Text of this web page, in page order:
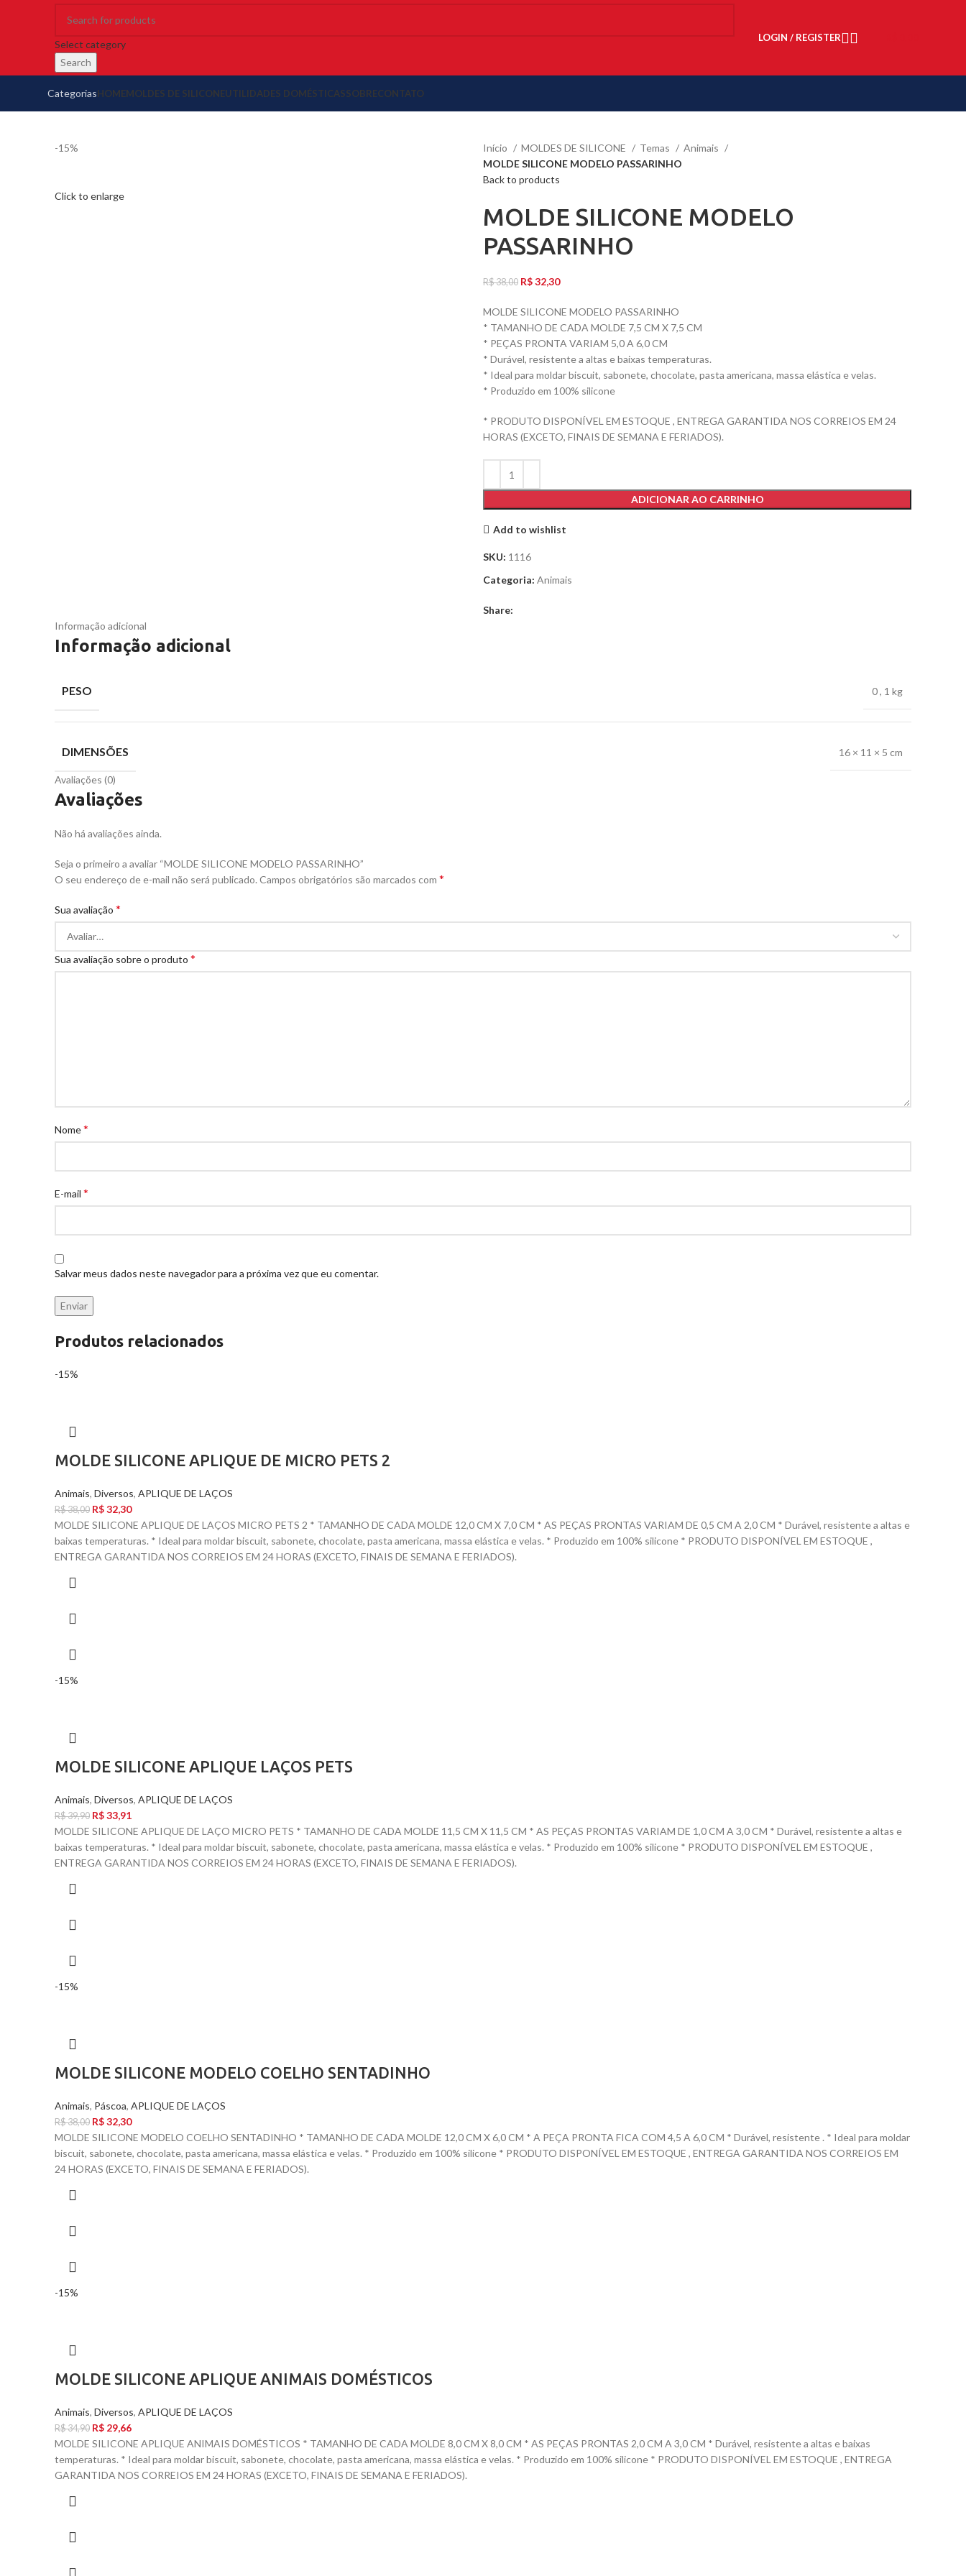
Select category
Search
LOGIN / REGISTER
CategoriasHOMEMOLDES DE SILICONEUTILIDADES DOMÉSTICASSOBRECONTATO
-15%
Click to enlarge
Início MOLDES DE SILICONE Temas
Animais
MOLDE SILICONE MODELO PASSARINHO
Back to products
MOLDE SILICONE MODELO
PASSARINHO
R$38,00 R$32,30
MOLDE SILICONE MODELO PASSARINHO
* TAMANHO DE CADA MOLDE 7,5 CM X 7,5 CM
* PEÇAS PRONTA VARIAM 5,0 A 6,0 CM
* Durável, resistente a altas e baixas temperaturas.
* Ideal para moldar biscuit, sabonete, chocolate, pasta americana, massa elástica e velas.
* Produzido em 100% silicone
* PRODUTO DISPONÍVEL EM ESTOQUE , ENTREGA GARANTIDA NOS CORREIOS EM 24
HORAS (EXCETO, FINAIS DE SEMANA E FERIADOS).
ADICIONAR AO CARRINHO
Add to wishlist
SKU: 1116
Categoria: Animais
Share:
Informação adicional
Informação adicional
PESO 0, 1 kg
DIMENSÕES 16 × 11 × 5 cm
Avaliações (0)
Avaliações
Não há avaliações ainda.
Seja o primeiro a avaliar “MOLDE SILICONE MODELO PASSARINHO”
O seu endereço de e-mail não será publicado. Campos obrigatórios são marcados com *
Sua avaliação *
Sua avaliação sobre o produto *
Nome*
E-mail *
Salvar meus dados neste navegador para a próxima vez que eu comentar.
Produtos relacionados
-15%
MOLDE SILICONE APLIQUE DE MICRO PETS 2
Animais, Diversos, APLIQUE DE LAÇOS
R$38,00 R$32,30
MOLDE SILICONE APLIQUE DE LAÇOS MICRO PETS 2 * TAMANHO DE CADA MOLDE 12,0 CM X 7,0 CM * AS PEÇAS PRONTAS VARIAM DE 0,5 CM A 2,0 CM * Durável, resistente a altas e
baixas temperaturas. * Ideal para moldar biscuit, sabonete, chocolate, pasta americana, massa elástica e velas. * Produzido em 100% silicone * PRODUTO DISPONÍVEL EM ESTOQUE ,
ENTREGA GARANTIDA NOS CORREIOS EM 24 HORAS (EXCETO, FINAIS DE SEMANA E FERIADOS).
-15%
MOLDE SILICONE APLIQUE LAÇOS PETS
Animais, Diversos, APLIQUE DE LAÇOS
R$39,90 R$33,91
MOLDE SILICONE APLIQUE DE LAÇO MICRO PETS * TAMANHO DE CADA MOLDE 11,5 CM X 11,5 CM * AS PEÇAS PRONTAS VARIAM DE 1,0 CM A 3,0 CM * Durável, resistente a altas e
baixas temperaturas. * Ideal para moldar biscuit, sabonete, chocolate, pasta americana, massa elástica e velas. * Produzido em 100% silicone * PRODUTO DISPONÍVEL EM ESTOQUE ,
ENTREGA GARANTIDA NOS CORREIOS EM 24 HORAS (EXCETO, FINAIS DE SEMANA E FERIADOS).
-15%
MOLDE SILICONE MODELO COELHO SENTADINHO
Animais, Páscoa, APLIQUE DE LAÇOS
R$38,00 R$32,30
MOLDE SILICONE MODELO COELHO SENTADINHO * TAMANHO DE CADA MOLDE 12,0 CM X 6,0 CM * A PEÇA PRONTA FICA COM 4,5 A 6,0 CM * Durável, resistente . * Ideal para moldar
biscuit, sabonete, chocolate, pasta americana, massa elástica e velas. * Produzido em 100% silicone * PRODUTO DISPONÍVEL EM ESTOQUE , ENTREGA GARANTIDA NOS CORREIOS EM
24 HORAS (EXCETO, FINAIS DE SEMANA E FERIADOS).
-15%
MOLDE SILICONE APLIQUE ANIMAIS DOMÉSTICOS
Animais, Diversos, APLIQUE DE LAÇOS
R$34,90 R$ 29,66
MOLDE SILICONE APLIQUE ANIMAIS DOMÉSTICOS * TAMANHO DE CADA MOLDE 8,0 CM X 8,0 CM * AS PEÇAS PRONTAS 2,0 CM A 3,0 CM * Durável, resistente a altas e baixas
temperaturas. * Ideal para moldar biscuit, sabonete, chocolate, pasta americana, massa elástica e velas. * Produzido em 100% silicone * PRODUTO DISPONÍVEL EM ESTOQUE , ENTREGA
GARANTIDA NOS CORREIOS EM 24 HORAS (EXCETO, FINAIS DE SEMANA E FERIADOS).